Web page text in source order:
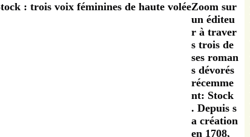
Zoom sur
un éditeu
r à traver
s trois de
ses roman
s dévorés
récemme
nt: Stock
. Depuis s
a création
en 1708,